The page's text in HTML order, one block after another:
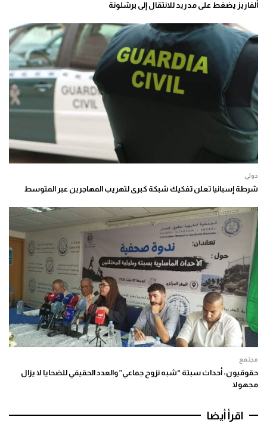
ألفاريز يضغط على مدريد للانتقال إلى برشلونة
دولي
شرطة إسبانيا تعلن تفكيك شبكة كبرى لتهريب المهاجرين عبر المتوسط
مجتمع
حقوقيون: أحداث سبتة “شبه نزوح جماعي” والعدد الحقيقي للضحايا لا يزال
مجهولا
اقرأ أيضا